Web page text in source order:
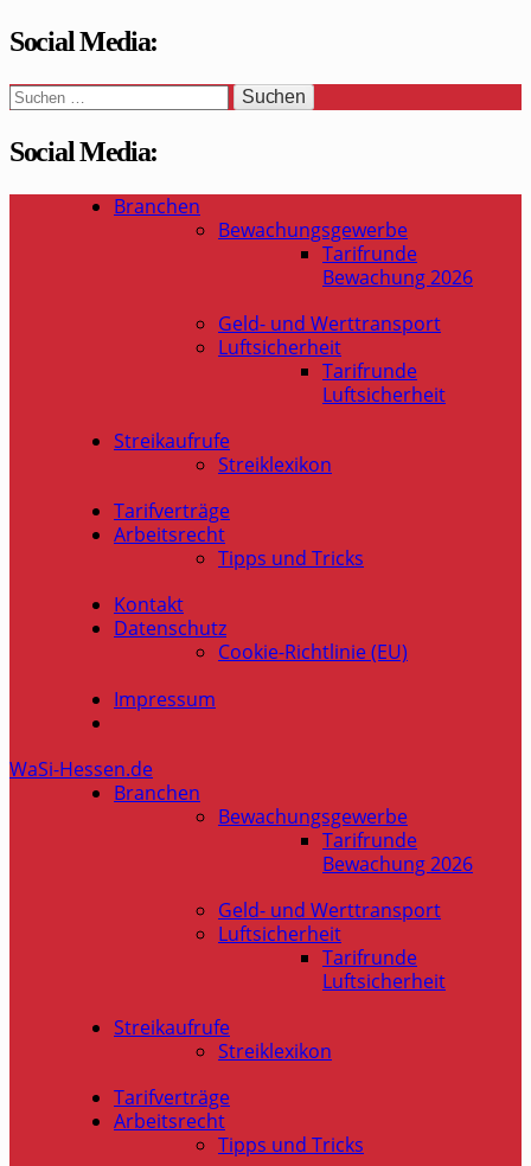
Social Media:
Suchen
nach:
Social Media:
WaSi-Hessen.de
Infoportal Wach- und Sicherheitsbranche in Hessen
Branchen
Bewachungsgewerbe
Tarifrunde
Bewachung 2026
Geld- und Werttransport
Luftsicherheit
Tarifrunde
Luftsicherheit
Streikaufrufe
Streiklexikon
Tarifverträge
Arbeitsrecht
Tipps und Tricks
Kontakt
Datenschutz
Cookie-Richtlinie (EU)
Impressum
WaSi-Hessen.de
Branchen
Bewachungsgewerbe
Tarifrunde
Bewachung 2026
Geld- und Werttransport
Luftsicherheit
Tarifrunde
Luftsicherheit
Streikaufrufe
Streiklexikon
Tarifverträge
Arbeitsrecht
Tipps und Tricks